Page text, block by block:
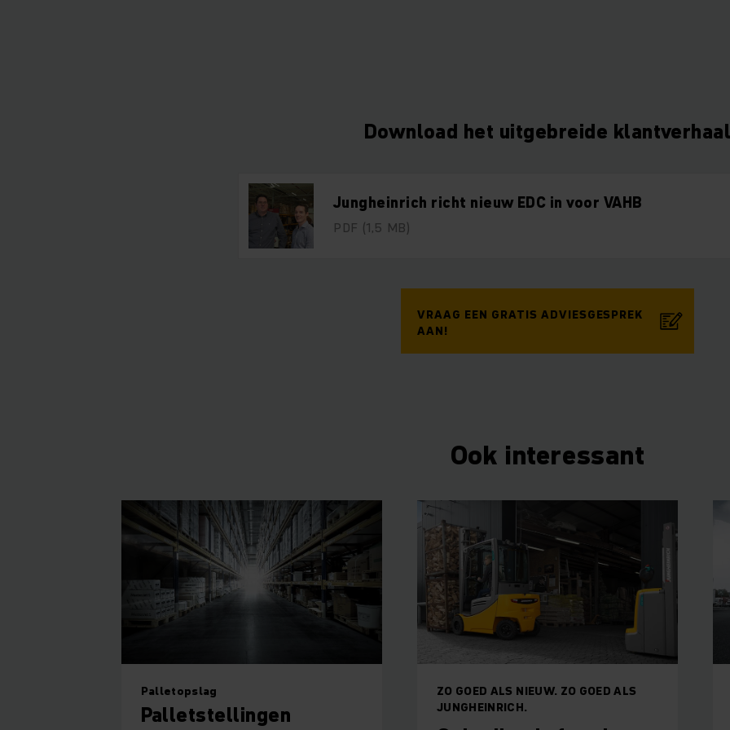
Download het uitgebreide
Jungheinrich richt nieuw EDC in voor VAHB
PDF (1,5 MB)
VRAAG EEN GRATIS ADVIESGESPREK
AAN!
Ook interessant
Palletopslag
Palletstellingen
ZO GOED ALS NIEUW. ZO GOED ALS
JUNGHEINRICH.